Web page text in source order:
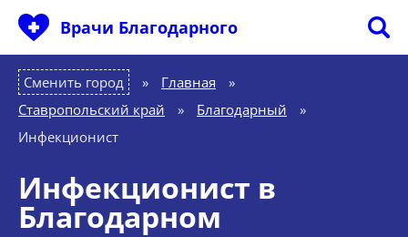
Врачи Благодарного
Сменить город Главная
»
Ставропольский край
» Благодарный
»
Инфекционист
Инфекционист в
Благодарном